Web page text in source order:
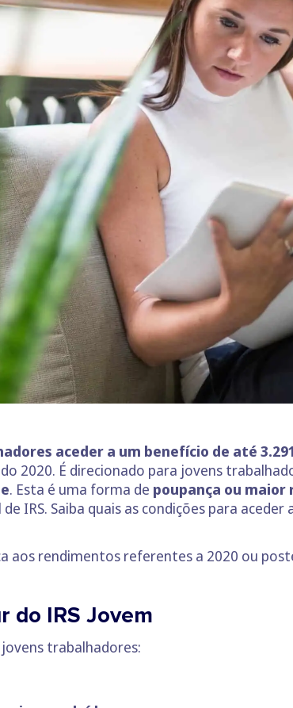
aceder a um benefício de até
2020. É direcionado para jovens
. Esta é uma forma de poupança ou maior
IRS. Saiba quais as condições para
aos rendimentos referentes a 2020 ou
do IRS Jovem
trabalhadores: